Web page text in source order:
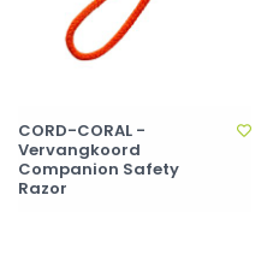
CORD-CORAL -
Vervangkoord
Companion Safety
Razor